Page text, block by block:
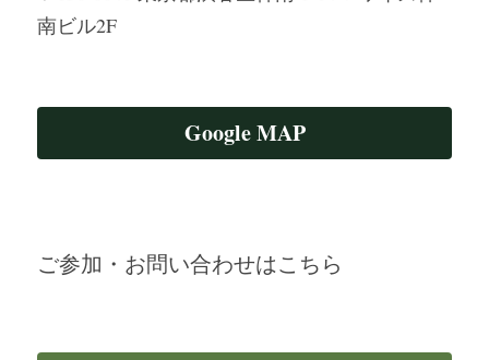
南ビル2F
Google MAP
ご参加・お問い合わせはこちら